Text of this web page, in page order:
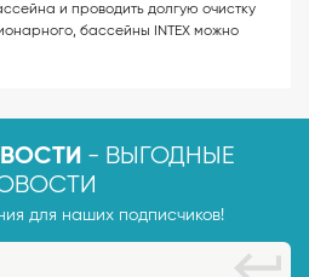
и проводить долгую очистку
бассейны INTEX можно
- ВЫГОДНЫЕ
для наших подписчиков!